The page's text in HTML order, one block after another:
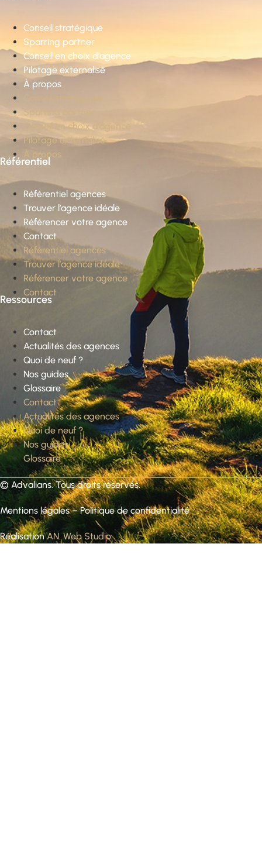
Conseil stratégique
Sparring partner
Conseil en choix d’agence
Pilotage externalisé
À propos
Conseil stratégique
Sparring partner
Conseil en choix d’agence
Pilotage externalisé
À propos
Référentiel
Référentiel agences
Trouver l’agence idéale
Référencer votre agence
Contact
Référentiel agences
Trouver l’agence idéale
Référencer votre agence
Contact
Ressources
Contact
Actualités des agences
Quoi de neuf ?
Nos guides
Glossaire
Contact
Actualités des agences
Quoi de neuf ?
Nos guides
Glossaire
© Advalians. Tous droits réservés.
Mentions légales–Politique de confidentialité
RéalisationAN. Web Studio.